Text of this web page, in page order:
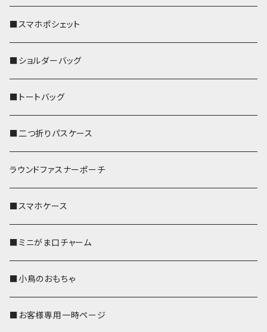
■スマホポシェット
■ショルダーバッグ
■トートバッグ
■二つ折りパスケース
ラウンドファスナーポーチ
■スマホケース
■ミニがま口チャーム
■小鳥のおもちゃ
■お客様専用一時ページ